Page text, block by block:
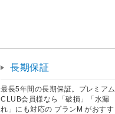
長期保証
最長5年間の長期保証。プレミアム
CLUB会員様なら「破損」「水漏
れ」にも対応の プランM がおすす